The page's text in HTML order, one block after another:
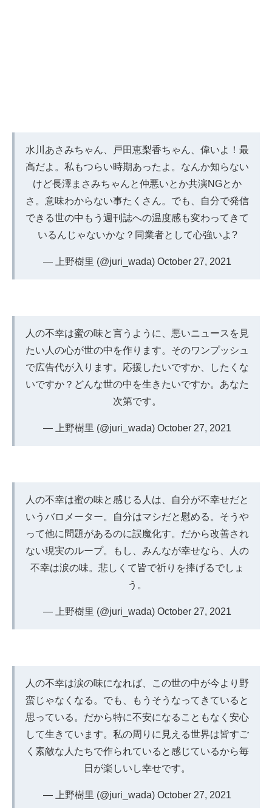
水川あさみちゃん、戸田恵梨香ちゃん、偉いよ！最
高だよ。私もつらい時期あったよ。なんか知らない
けど長澤まさみちゃんと仲悪いとか共演NGとか
さ。意味わからない事たくさん。でも、自分で発信
できる世の中もう週刊誌への温度感も変わってきて
いるんじゃないかな？同業者として心強いよ?
— 上野樹里 (@juri_wada) October 27, 2021
人の不幸は蜜の味と言うように、悪いニュースを見
たい人の心が世の中を作ります。そのワンプッシュ
で広告代が入ります。応援したいですか、したくな
いですか？どんな世の中を生きたいですか。あなた
次第です。
— 上野樹里 (@juri_wada) October 27, 2021
人の不幸は蜜の味と感じる人は、自分が不幸せだと
いうバロメーター。自分はマシだと慰める。そうや
って他に問題があるのに誤魔化す。だから改善され
ない現実のループ。もし、みんなが幸せなら、人の
不幸は涙の味。悲しくて皆で祈りを捧げるでしょ
う。
— 上野樹里 (@juri_wada) October 27, 2021
人の不幸は涙の味になれば、この世の中が今より野
蛮じゃなくなる。でも、もうそうなってきていると
思っている。だから特に不安になることもなく安心
して生きています。私の周りに見える世界は皆すご
く素敵な人たちで作られていると感じているから毎
日が楽しいし幸せです。
— 上野樹里 (@juri_wada) October 27, 2021